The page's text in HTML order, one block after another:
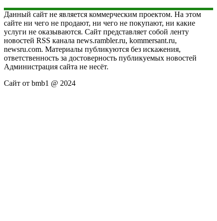
Данный сайт не является коммерческим проектом. На этом
сайте ни чего не продают, ни чего не покупают, ни какие
услуги не оказываются. Сайт представляет собой ленту
новостей RSS канала news.rambler.ru, kommersant.ru,
newsru.com. Материалы публикуются без искажения,
ответственность за достоверность публикуемых новостей
Администрация сайта не несёт.
Сайт от bmb1 @ 2024